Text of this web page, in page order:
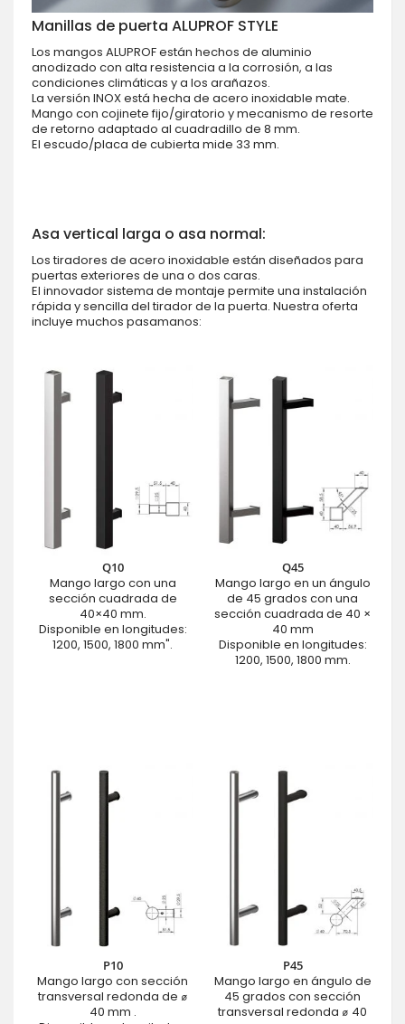
Manillas de puerta ALUPROF STYLE
Los mangos ALUPROF están hechos de aluminio
anodizado con alta resistencia a la corrosión, a las
condiciones climáticas y a los arañazos.
La versión INOX está hecha de acero inoxidable mate.
Mango con cojinete fijo/giratorio y mecanismo de resorte
de retorno adaptado al cuadradillo de 8 mm.
El escudo/placa de cubierta mide 33 mm.
Asa vertical larga o asa normal:
Los tiradores de acero inoxidable están diseñados para
puertas exteriores de una o dos caras.
El innovador sistema de montaje permite una instalación
rápida y sencilla del tirador de la puerta. Nuestra oferta
incluye muchos pasamanos:
Q10
Mango largo con una
sección cuadrada de
40×40 mm.
Disponible en longitudes:
1200, 1500, 1800 mm".
Q45
Mango largo en un ángulo
de 45 grados con una
sección cuadrada de 40 ×
40 mm
Disponible en longitudes:
1200, 1500, 1800 mm.
P10
Mango largo con sección
transversal redonda de ⌀
40 mm .
P45
Mango largo en ángulo de
45 grados con sección
transversal redonda ⌀ 40